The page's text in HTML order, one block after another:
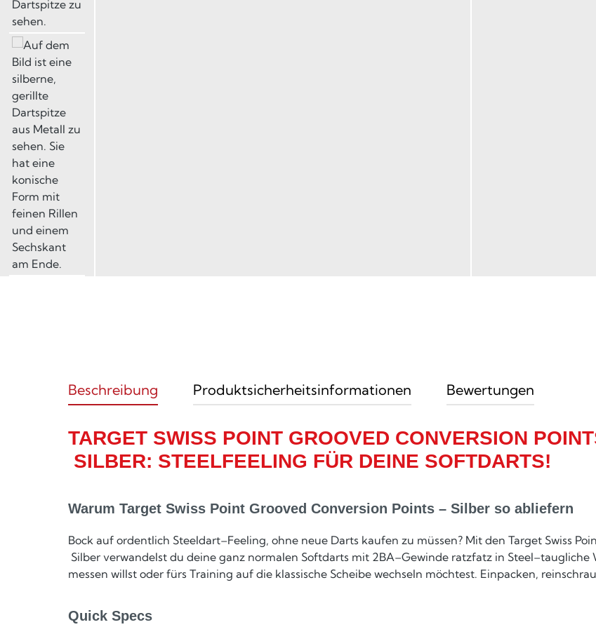
Beschreibung Produktsicherheitsinformationen Bewertungen
TARGET SWISS POINT GROOVED CONVERSION
SILBER: STEELFEELING FÜR DEINE SOFTDARTS!
Warum Target Swiss Point Grooved Conversion Points – Silber so abliefern
Bock auf ordentlich Steeldart–Feeling, ohne neue Darts kaufen zu müssen? Mit den Target Swiss
Silber verwandelst du deine ganz normalen Softdarts mit 2BA–Gewinde ratzfatz in
messen willst oder fürs Training auf die klassische Scheibe wechseln möchtest. Einpacken,
Quick Specs